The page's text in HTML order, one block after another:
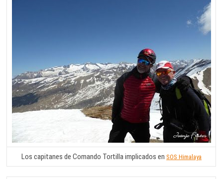
Los capitanes de Comando Tortilla implicados en SOS Himalaya